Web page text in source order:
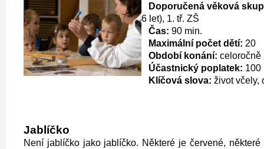
Doporučená věková
6 let), 1. tř. ZŠ
Čas: 90 min.
Maximální počet dětí: 20
Období konání: celoročně
Účastnický poplatek: 100
Klíčová slova: život včely,
Jablíčko
Není jablíčko jako jablíčko. Některé je červené,